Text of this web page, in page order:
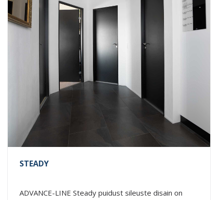
STEADY
ADVANCE-LINE Steady puidust sileuste disain on